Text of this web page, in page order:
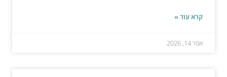
קרא עוד »
אפר 14, 2026